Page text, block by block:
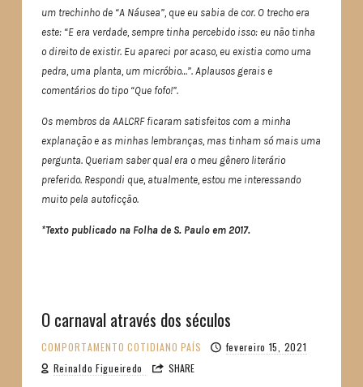
um trechinho de “A Náusea”, que eu sabia de cor. O trecho era
este: “E era verdade, sempre tinha percebido isso: eu não tinha
o direito de existir. Eu apareci por acaso, eu existia como uma
pedra, uma planta, um micróbio…”. Aplausos gerais e
comentários do tipo “Que fofo!”.
Os membros da AALCRF ficaram satisfeitos com a minha
explanação e as minhas lembranças, mas tinham só mais uma
pergunta. Queriam saber qual era o meu gênero literário
preferido. Respondi que, atualmente, estou me interessando
muito pela autoficção.
*Texto publicado na Folha de S. Paulo em 2017.
O carnaval através dos séculos
COMPORTAMENTO COTIDIANO PAÍS
fevereiro 15, 2021
Reinaldo Figueiredo
SHARE